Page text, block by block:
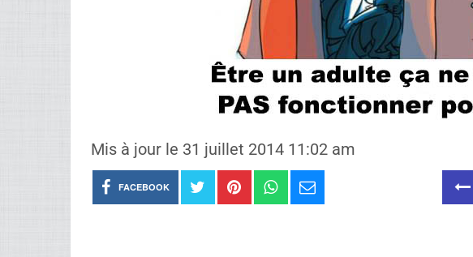
Mis à jour le 31 juillet 2014 11:02 am
FACEBOOK